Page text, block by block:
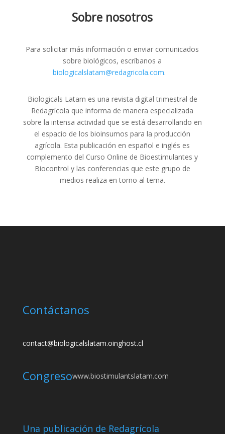
Sobre nosotros
Para solicitar más información o enviar comunicados
sobre biológicos, escríbanos a
biologicalslatam@redagricola.com.
Biologicals Latam es una revista digital trimestral de
Redagrícola que informa de manera especializada
sobre la intensa actividad que se está desarrollando en
el espacio de los bioinsumos para la producción
agrícola. Esta publicación en español e inglés es
complemento del Curso Online de Bioestimulantes y
Biocontrol y las conferencias que este grupo de
medios realiza en torno al tema.
Contáctanos
contact@biologicalslatam.oinghost.cl
Congresowww.biostimulantslatam.com
Una publicación de Redagrícola